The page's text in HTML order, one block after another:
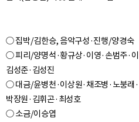
○ 집박/김한승, 음악구성·진행/양경숙
○ 피리/양명석·황규상·이영·손범주·
김성준·김성진
○ 대금/윤병천·이상원·채조병·노붕래
박장원·김휘곤·최성호
○ 소금/이승엽